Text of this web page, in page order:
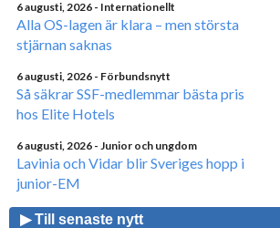
6 augusti, 2026 - Internationellt
Alla OS-lagen är klara – men största
stjärnan saknas
6 augusti, 2026 - Förbundsnytt
Så säkrar SSF-medlemmar bästa pris
hos Elite Hotels
6 augusti, 2026 - Junior och ungdom
Lavinia och Vidar blir Sveriges hopp i
junior-EM
▶ Till senaste nytt